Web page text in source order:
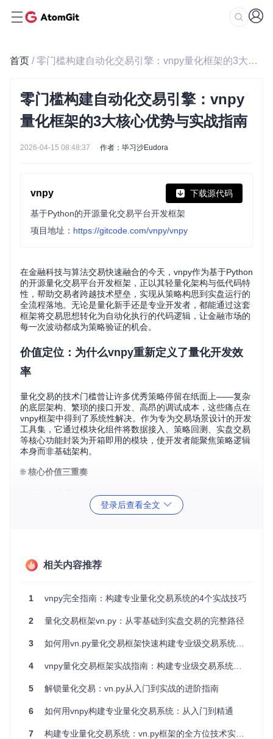
首页 / 零门槛构建自动化交易引擎：vnpy量化框架的3大核心优势与实战指南
零门槛构建自动化交易引擎：vnpy
量化框架的3大核心优势与实战指南
2026-04-15 08:48:37 作者：毕习沙Eudora
vnpy 下载源代码
基于Python的开源量化交易平台开发框架
项目地址： https://gitcode.com/vnpy/vnpy
在金融科技与算法交易快速融合的今天，vnpy作为基于Python
的开源量化交易平台开发框架，正以其轻量化架构与低代码特
性，帮助交易者跨越技术壁垒，实现从策略构思到实盘运行的
全流程落地。无论是量化新手还是专业开发者，都能通过这套
框架将交易思想转化为自动化执行的代码逻辑，让金融市场的
每一次波动都成为策略验证的机会。
价值定位：为什么vnpy重新定义了量化开发效
率
量化交易的技术门槛曾让许多优秀策略停留在纸面上——复杂
的底层架构、繁琐的接口开发、高昂的调试成本，这些痛点在
vnpy框架中得到了系统性解决。作为专为交易场景设计的开发
工具集，它通过模块化组件将数据接入、策略回测、实盘交易
等核心功能封装为开箱即用的模块，使开发者能聚焦策略逻辑
本身而非基础架构。
🌐核心价值三重奏
：平均减少80%的底层代码编写量，策略原型
验证周期从周级压缩至小时级
vnpy的架构设计遵循"插件化+微内核"理念，通过四大核心引
擎构建完整交易闭环，每个模块既独立封装又可灵活组合，满
足从简单到复杂的交易需求。
1. 数据引擎：市场脉搏的捕捉者
数据是量化交易的血液，vnpy的数据引擎通过统一接口整合多
atafeed.py模块实现了与主流数据供应商的无缝对接，配合高
略分析提供坚实的数据基础。
2. 策略引擎：交易智慧的执行者
登录后查看全文
相关内容推荐
1 vnpy完全指南：构建专业量化交易系统的4个实战技巧
2 量化交易框架vn.py：从零基础到实盘交易的完整路径
3 如何用vn.py量化交易框架快速构建专业级交易系统？从零开始的实战指南
4 vnpy量化交易框架实战指南：构建专业级交易系统的技术路径
5 解锁量化交易：vn.py从入门到实战的进阶指南
6 如何用vnpy构建专业量化交易系统：从入门到精通
7 构建专业量化交易系统：vn.py框架的全方位技术实践指南